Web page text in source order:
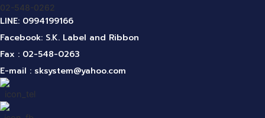
02-548-0262
LINE: 0994199166
Facebook: S.K. Label and Ribbon
Fax : 02-548-0263
E-mail : sksystem@yahoo.com